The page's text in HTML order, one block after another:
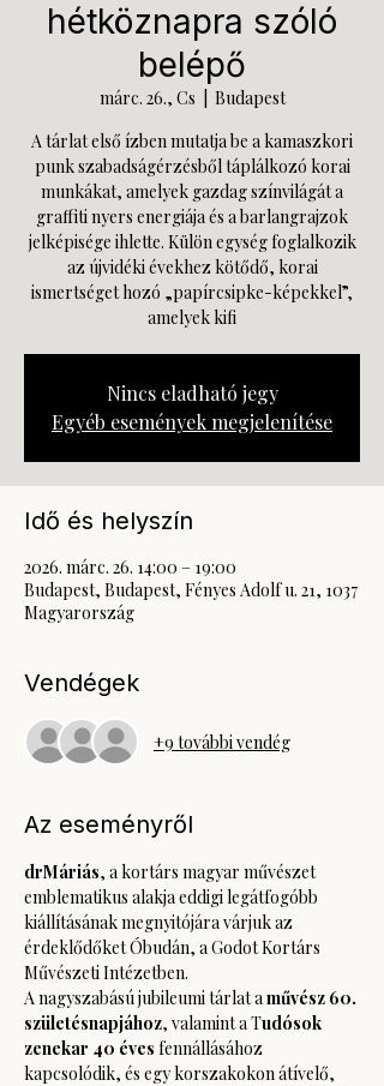
hétköznapra szóló
belépő
márc. 26., Cs
Budapest
A tárlat első ízben mutatja be a kamaszkori
punk szabadságérzésből táplálkozó korai
munkákat, amelyek gazdag színvilágát a
graffiti nyers energiája és a barlangrajzok
jelképisége ihlette. Külön egység foglalkozik
az újvidéki évekhez kötődő, korai
ismertséget hozó „papírcsipke-képekkel”,
amelyek kifi
Nincs eladható jegy
Egyéb események megjelenítése
Idő és helyszín
2026. márc. 26. 14:00 – 19:00
Budapest, Budapest, Fényes Adolf u. 21, 1037
Magyarország
Vendégek
+9 további vendég
Az eseményről
drMáriás, a kortárs magyar művészet
emblematikus alakja eddigi legátfogóbb
kiállításának megnyitójára várjuk az
érdeklődőket Óbudán, a Godot Kortárs
Művészeti Intézetben.
A nagyszabású jubileumi tárlat a művész 60.
születésnapjához, valamint a Tudósok
zenekar 40 éves fennállásához
kapcsolódik, és egy korszakokon átívelő,